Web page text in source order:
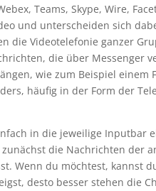
Teams, Skype, Wire,
und unterscheiden sich
die Videotelefonie ganzer
die über Messenger
wie zum Beispiel
häufig in der Form der
in die jeweilige Inputbar
die Nachrichten der
Wenn du möchtest, kannst
desto besser stehen die